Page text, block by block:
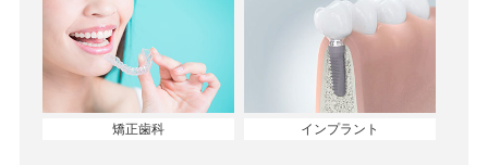
矯正歯科 インプラント